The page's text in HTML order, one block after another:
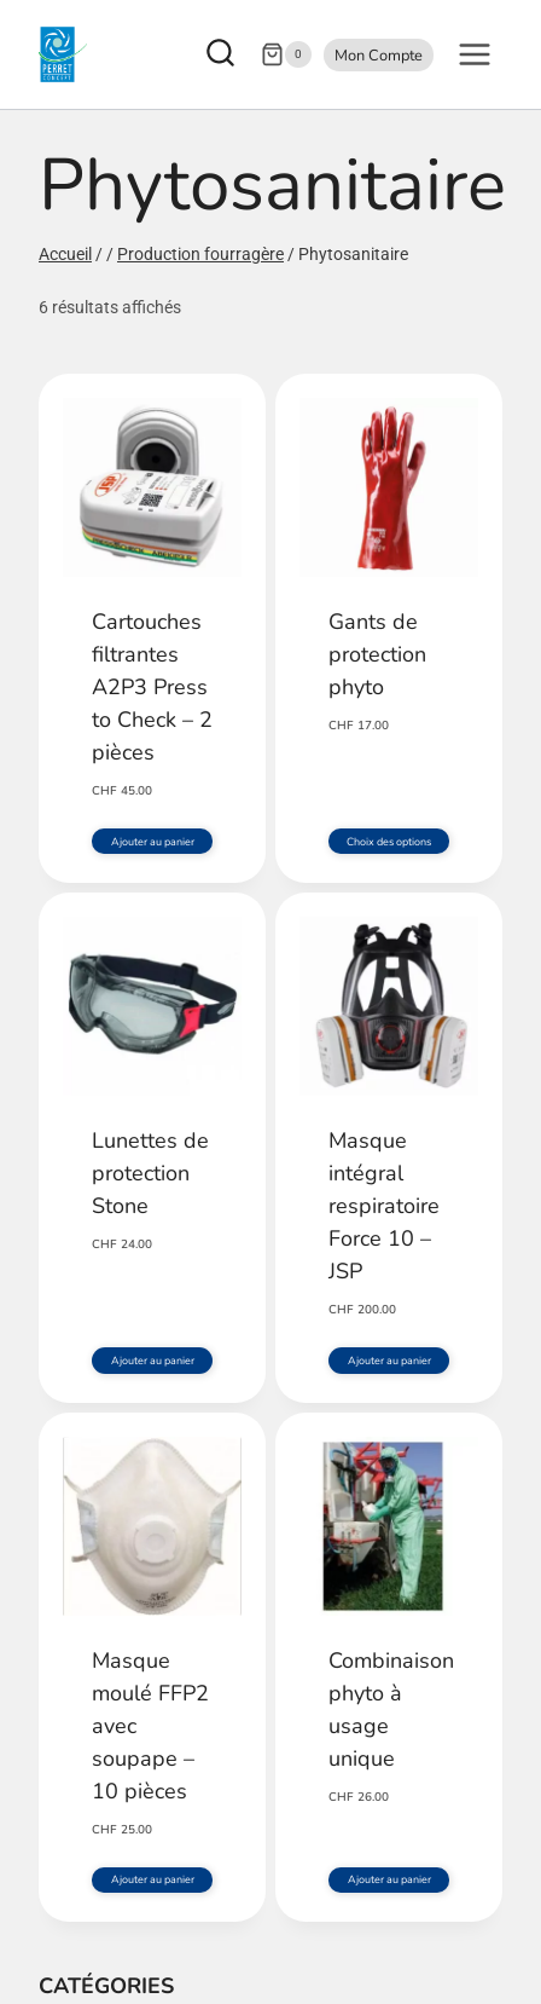
0 Mon Compte
Phytosanitaire
Accueil / / Production fourragère / Phytosanitaire
6 résultats affichés
Cartouches
filtrantes
A2P3 Press
to Check – 2
pièces
CHF 45.00
Ajouter au panier
Gants de
protection
phyto
CHF 17.00
Choix des options
plusieurs
variations.
Les
peuvent
être
choisies
sur
du
Lunettes de
protection
Stone
CHF 24.00
Ajouter au panier
Masque
intégral
respiratoire
Force 10 –
JSP
CHF 200.00
Ajouter au panier
Masque
moulé FFP2
avec
soupape –
10 pièces
CHF 25.00
Ajouter au panier
Combinaison
phyto à
usage
unique
CHF 26.00
Ajouter au panier
CATÉGORIES